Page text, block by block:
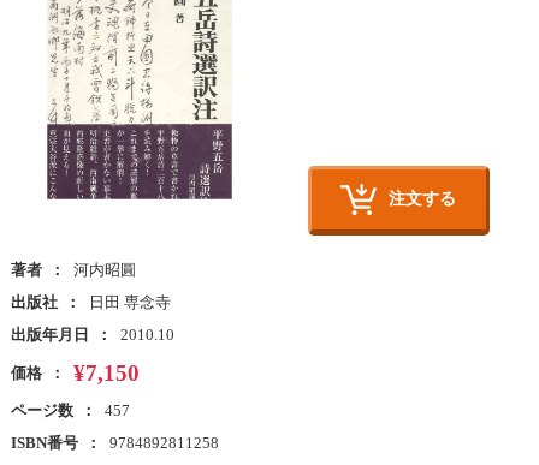
注文する
著者
河内昭圓
出版社
日田 専念寺
出版年月日
2010.10
価格 ¥7,150
ページ数
457
ISBN番号
9784892811258